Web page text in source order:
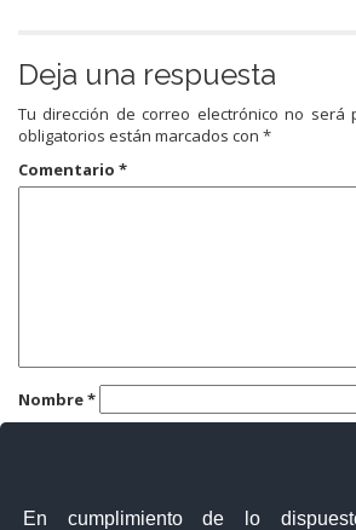
En cumplimiento de lo
Deja una respuesta
Tu dirección de correo electrónico no será
obligatorios están marcados con *
Comentario *
Nombre*